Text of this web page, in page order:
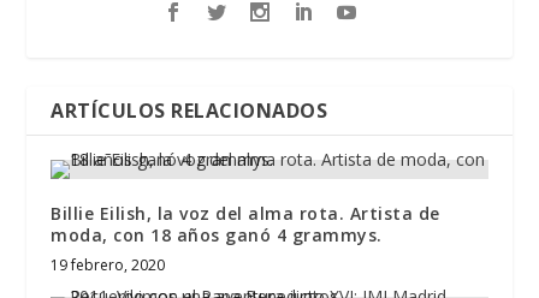
ARTÍCULOS RELACIONADOS
Billie Eilish, la voz del alma rota. Artista de
moda, con 18 años ganó 4 grammys.
19 febrero, 2020